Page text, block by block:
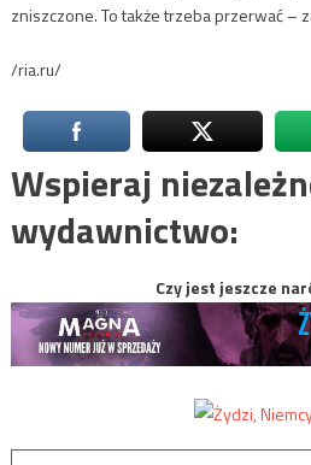
zniszczone. To także trzeba przerwać –
/ria.ru/
Wspieraj
wydawnictwo:
Czy jest jeszcze